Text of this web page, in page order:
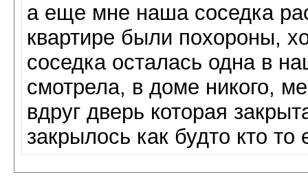
а еще мне наша соседка
квартире были похороны,
соседка осталась одна в
смотрела, в доме никого,
вдруг дверь которая
закрылось как будто кто